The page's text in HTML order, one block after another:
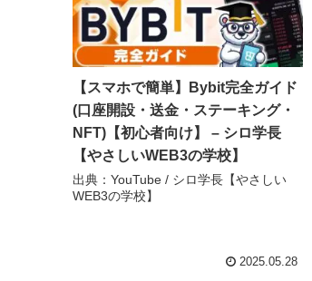
【スマホで簡単】Bybit完全ガイド
(口座開設・送金・ステーキング・
NFT)【初心者向け】 – シロ学長
【やさしいWEB3の学校】
出典：YouTube / シロ学長【やさしい
WEB3の学校】
2025.05.28